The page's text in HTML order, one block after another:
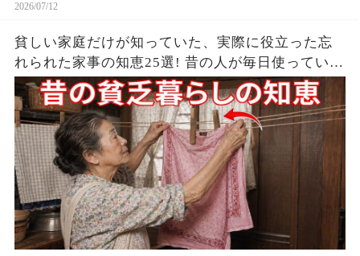
2026/07/12
貧しい家庭だけが知っていた、実際に役立った忘
れられた家事の知恵25選! 昔の人が毎日使ってい
た、貧しい家庭の節約の知恵